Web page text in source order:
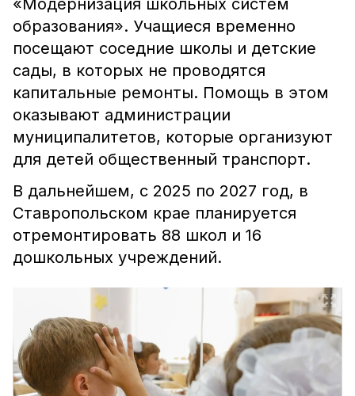
«Модернизация школьных систем
образования». Учащиеся временно
посещают соседние школы и детские
сады, в которых не проводятся
капитальные ремонты. Помощь в этом
оказывают администрации
муниципалитетов, которые организуют
для детей общественный транспорт.
В дальнейшем, с 2025 по 2027 год, в
Ставропольском крае планируется
отремонтировать 88 школ и 16
дошкольных учреждений.